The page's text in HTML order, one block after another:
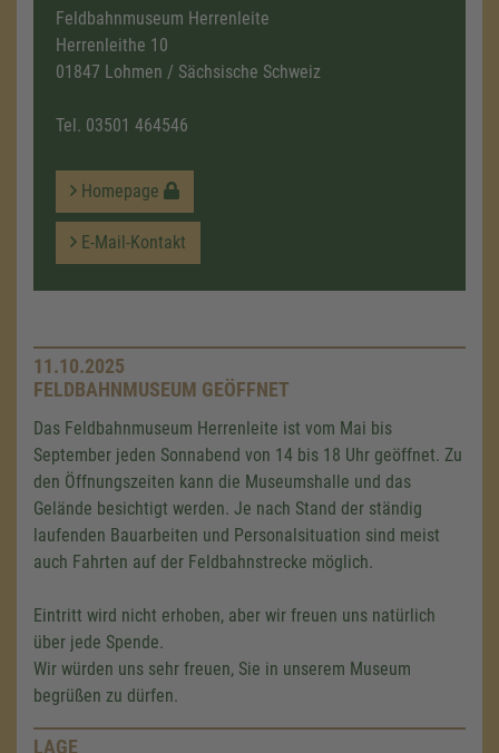
Feldbahnmuseum Herrenleite
Herrenleithe 10
01847 Lohmen / Sächsische Schweiz
Tel. 03501 464546
Homepage
E-Mail-Kontakt
11.10.2025
FELDBAHNMUSEUM GEÖFFNET
Das Feldbahnmuseum Herrenleite ist vom Mai bis
September jeden Sonnabend von 14 bis 18 Uhr geöffnet. Zu
den Öffnungszeiten kann die Museumshalle und das
Gelände besichtigt werden. Je nach Stand der ständig
laufenden Bauarbeiten und Personalsituation sind meist
auch Fahrten auf der Feldbahnstrecke möglich.
Eintritt wird nicht erhoben, aber wir freuen uns natürlich
über jede Spende.
Wir würden uns sehr freuen, Sie in unserem Museum
begrüßen zu dürfen.
LAGE